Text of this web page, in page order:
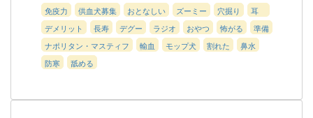
免疫力
供血犬募集 おとなしい ズーミー 穴掘り
耳
デメリット
長寿 デグー ラジオ おやつ 怖がる
準備
ナポリタン・マスティフ
輸血 モップ犬 割れた
鼻水
防寒
舐める